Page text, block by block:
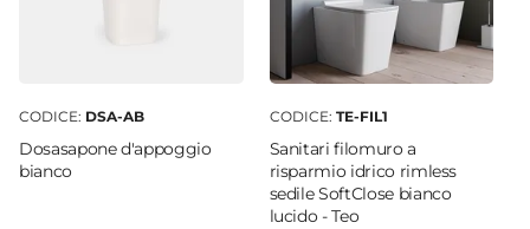
CODICE: DSA-AB
Dosasapone d'appoggio
bianco
CODICE: TE-FIL1
Sanitari filomuro a
risparmio idrico rimless
sedile SoftClose bianco
lucido - Teo